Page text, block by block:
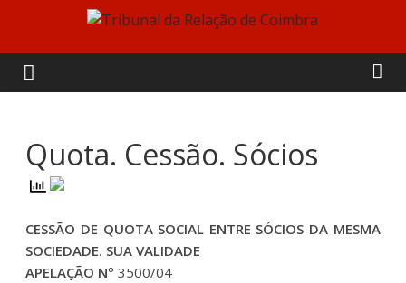
content
Tribunal
da
Relação
de
Coimbra
Quota. Cessão. Sócios
CESSÃO DE QUOTA SOCIAL ENTRE SÓCIOS DA MESMA
SOCIEDADE. SUA VALIDADE
APELAÇÃO Nº 3500/04